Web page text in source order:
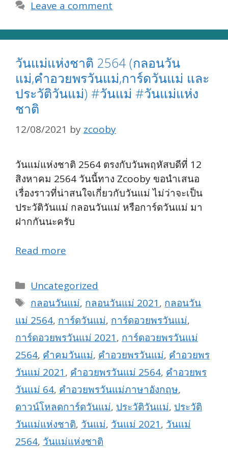
Leave a comment
วันแม่แห่งชาติ 2564 (กลอนวัน
แม่,คำอวยพรวันแม่,การ์ดวันแม่ และ
ประวัติวันแม่) #วันแม่ #วันแม่แห่ง
ชาติ
12/08/2021 by zcooby
วันแม่แห่งชาติ 2564 ตรงกับวันพฤหัสบดีที่ 12
สิงหาคม 2564 วันนี้ทาง Zcooby ขอนำเสนอ
เรื่องราวที่น่าสนใจเกี่ยวกับวันแม่ ไม่ว่าจะเป็น
ประวัติวันแม่ กลอนวันแม่ หรือการ์ดวันแม่ มา
ฝากกันนะครับ
Read more
Categories
Uncategorized
Tags
กลอนวันแม่, กลอนวันแม่ 2021, กลอนวัน
แม่ 2564, การ์ดวันแม่, การ์ดอวยพรวันแม่,
การ์ดอวยพรวันแม่ 2021, การ์ดอวยพรวันแม่
2564, คำคมวันแม่, คำอวยพรวันแม่, คำอวยพร
วันแม่ 2021, คำอวยพรวันแม่ 2564, คำอวยพร
วันแม่ 64, คำอวยพรวันแม่ภาษาอังกฤษ,
ดาวน์โหลดการ์ดวันแม่, ประวัติวันแม่, ประวัติ
วันแม่แห่งชาติ, วันแม่, วันแม่ 2021, วันแม่
2564, วันแม่แห่งชาติ